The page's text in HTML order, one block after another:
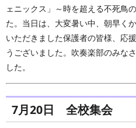
ェニックス」～時を超える不死鳥
た。当日は、大変暑い中、朝早く
いただきました保護者の皆様、応
うございました。吹奏楽部のみな
した。
7月20日 全校集会